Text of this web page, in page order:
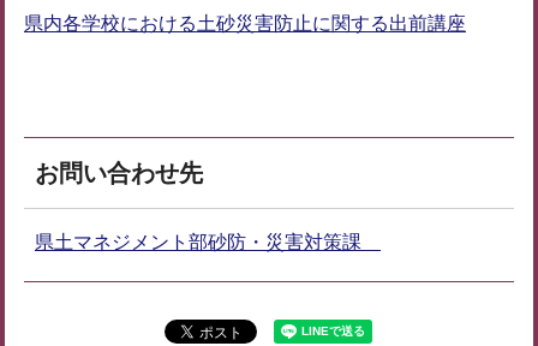
県内各学校における土砂災害防止に関する出前講座
お問い合わせ先
県土マネジメント部砂防・災害対策課